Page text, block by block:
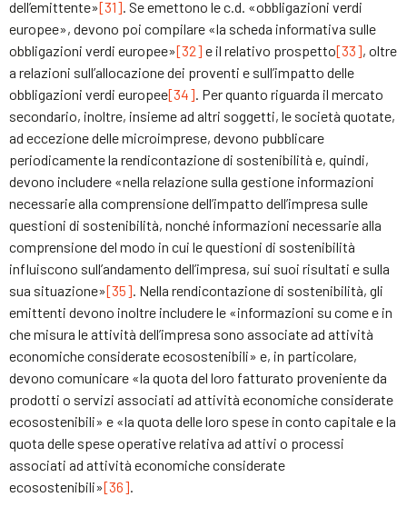
dell’emittente»[31]. Se emettono le c.d. «obbligazioni verdi
europee», devono poi compilare «la scheda informativa sulle
obbligazioni verdi europee»[32] e il relativo prospetto[33], oltre
a relazioni sull’allocazione dei proventi e sull’impatto delle
obbligazioni verdi europee[34]. Per quanto riguarda il mercato
secondario, inoltre, insieme ad altri soggetti, le società quotate,
ad eccezione delle microimprese, devono pubblicare
periodicamente la rendicontazione di sostenibilità e, quindi,
devono includere «nella relazione sulla gestione informazioni
necessarie alla comprensione dell’impatto dell’impresa sulle
questioni di sostenibilità, nonché informazioni necessarie alla
comprensione del modo in cui le questioni di sostenibilità
influiscono sull’andamento dell’impresa, sui suoi risultati e sulla
sua situazione»[35]. Nella rendicontazione di sostenibilità, gli
emittenti devono inoltre includere le «informazioni su come e in
che misura le attività dell’impresa sono associate ad attività
economiche considerate ecosostenibili» e, in particolare,
devono comunicare «la quota del loro fatturato proveniente da
prodotti o servizi associati ad attività economiche considerate
ecosostenibili» e «la quota delle loro spese in conto capitale e la
quota delle spese operative relativa ad attivi o processi
associati ad attività economiche considerate
ecosostenibili»[36].